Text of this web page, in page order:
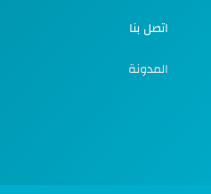
اتصل بنا
المدونة